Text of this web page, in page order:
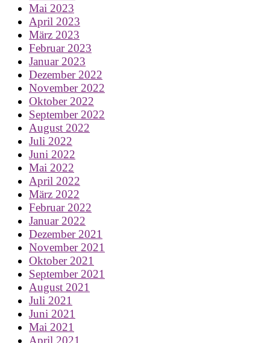
Mai 2023
April 2023
März 2023
Februar 2023
Januar 2023
Dezember 2022
November 2022
Oktober 2022
September 2022
August 2022
Juli 2022
Juni 2022
Mai 2022
April 2022
März 2022
Februar 2022
Januar 2022
Dezember 2021
November 2021
Oktober 2021
September 2021
August 2021
Juli 2021
Juni 2021
Mai 2021
April 2021